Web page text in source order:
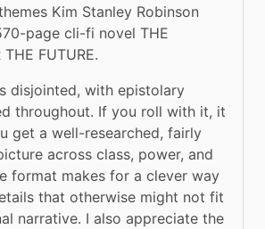
Kim Stanley Robinson
page cli-fi novel THE
THE FUTURE.
disjointed, with epistolary
throughout. If you roll with it, it
get a well-researched, fairly
across class, power, and
format makes for a clever way
that otherwise might not fit
narrative. I also appreciate the